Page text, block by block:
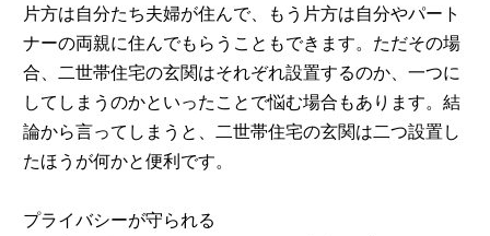
片方は自分たち夫婦が住んで、もう片方は自分やパート
ナーの両親に住んでもらうこともできます。ただその場
合、二世帯住宅の玄関はそれぞれ設置するのか、一つに
してしまうのかといったことで悩む場合もあります。結
論から言ってしまうと、二世帯住宅の玄関は二つ設置し
たほうが何かと便利です。
プライバシーが守られる